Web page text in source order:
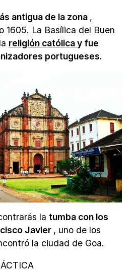
antigua de la zona ,
1605. La Basílica del Buen
religión católicay fue
portugueses.
la tumba con los
Javier , uno de los
la ciudad de Goa.